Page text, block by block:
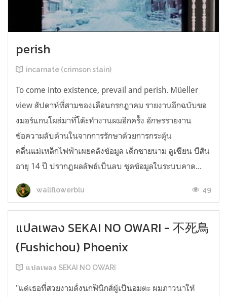
perish
incarnate (crimson stain)
To come into existence, prevail and perish. Müeller
view สัปดาห์ที่สามของเดือนกรกฎาคม รายงานอีกฉบับขอ
งมอร์แกนโผล่มาที่โต๊ะทำงานผมอีกครั้ง อักษรรายงาน
ข้อความลับด้านในจากการรักษาด้วยการกระตุ้น
คลื่นแม่เหล็กไฟฟ้าเผยคลังข้อมูล เด็กชายนาม ลูเซียน บีสัน
อายุ 14 ปี ปรากฏผลลัพธ์เป็นลบ ชุดข้อมูลในระบบคาด...
wallflowerblu 49
แปลเพลง SEKAI NO OWARI - 不死鳥
(Fushichou) Phoenix
แปลเพลง SEKAI NO OWARI
"แด่เธอที่สวยงามดั่งนกฟินิกส์ผู้เป็นอมตะ ผมภาวนาให้